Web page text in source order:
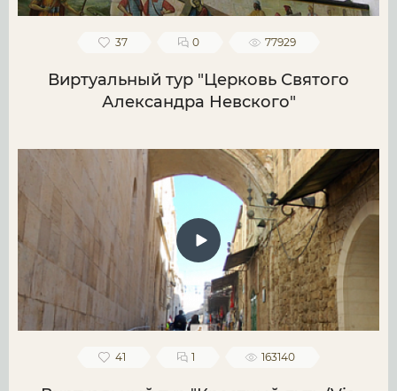
37 0 77929
Виртуальный тур "Церковь Святого
Александра Невского"
41 1 163140